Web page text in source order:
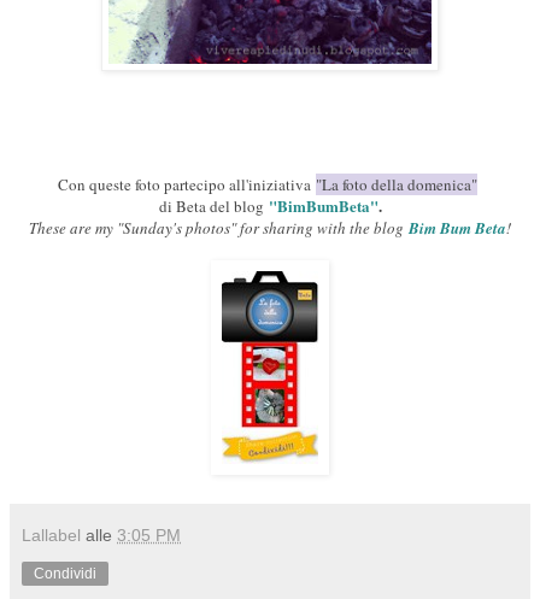
Con queste foto partecipo all'iniziativa "La foto della domenica"
di Beta del blog "BimBumBeta".
These are my "Sunday's photos" for sharing with the blogBim Bum Beta!
Lallabel alle 3:05 PM
Condividi